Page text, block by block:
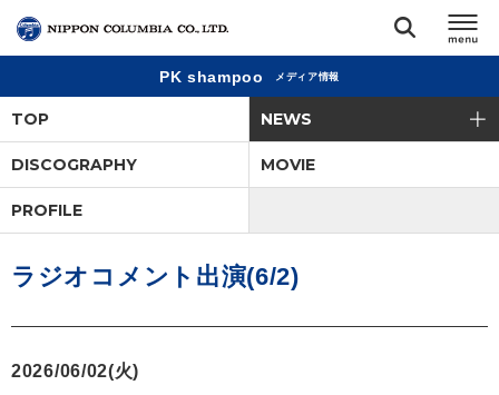
閉じる
アーティスト
ジャンル
PK shampoo メディア情報
TOP NEWS
DISCOGRAPHY MOVIE
PROFILE
ラジオコメント出演(6/2)
2026/06/02(火)